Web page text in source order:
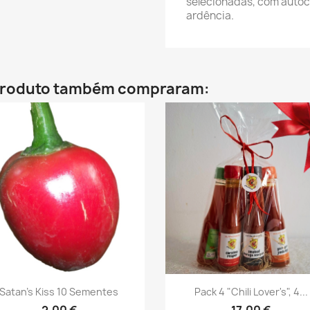
ardência.
também compraram:
 Vista rápida
Satan's Kiss 10 Sementes  Vista rápida
Pack 4 "Chili Lover's", 4...